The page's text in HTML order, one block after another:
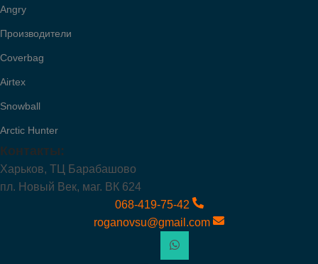
Angry
Производители
Coverbag
Airtex
Snowball
Arctic Hunter
Контакты:
Харьков, ТЦ Барабашово
пл. Новый Век, маг. ВК 624
068-419-75-42
roganovsu@gmail.com